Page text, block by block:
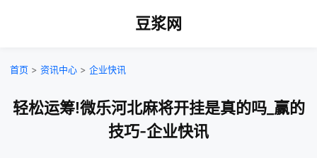
豆浆网
首页 > 资讯中心 > 企业快讯
轻松运筹!微乐河北麻将开挂是真的吗_赢的
技巧-企业快讯